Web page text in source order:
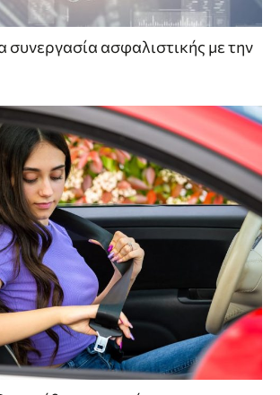
συνεργασία ασφαλιστικής με την